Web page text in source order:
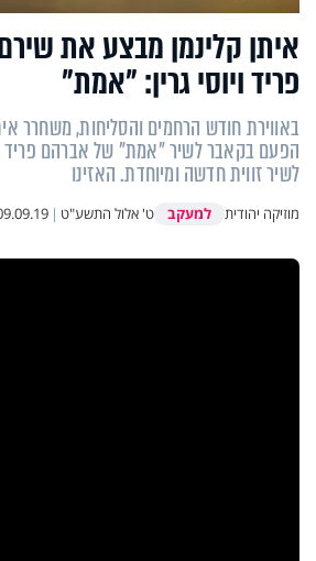
איתן קלינמן מבצע את
פריד ויוסי גרין: "אמת"
באווירת חודש הרחמים והסליחות, משחרר
הפעם בקאבר לשיר "אמת" של אברהם פריד
לשיר זווית חדשה ומיוחדת. האזינו
מוזיקה יהודית למעקב ט' אלול התשע"ט |